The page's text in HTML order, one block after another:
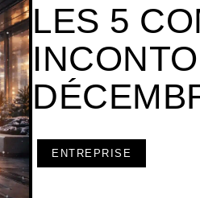
LES 5
ENTREPRISE